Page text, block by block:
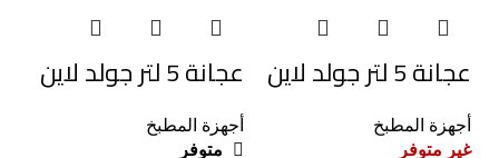
عجانة 5 لتر جولد لاين
أجهزة المطبخ
غير متوفر
عجانة 5 لتر جولد لاين
أجهزة المطبخ
متوفر